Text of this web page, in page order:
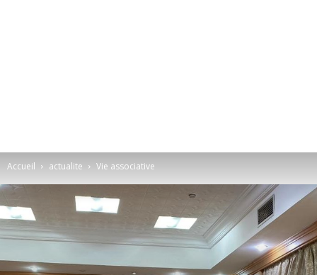
Accueil actualite Vie associative